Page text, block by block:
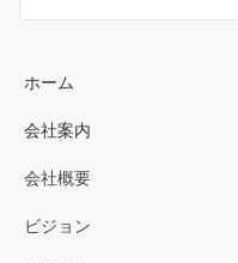
ホーム
会社案内
会社概要
ビジョン